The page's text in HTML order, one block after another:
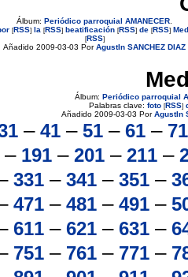
Álbum: Periódico parroquial AMANECER
[RSS] la [RSS] beatificación [RSS] de [RSS]
[RSS]
Añadido 2009-03-03 PorAgustIn SANCHEZ DIAZ
Álbum: Periódico parroquial
Palabras clave: foto [RSS]
Añadido 2009-03-03 PorAgustIn
– 41 – 51 – 61 – 71
– 191 – 201 – 211 –
331– 341– 351–
471– 481– 491–
611– 621– 631–
751– 761– 771–